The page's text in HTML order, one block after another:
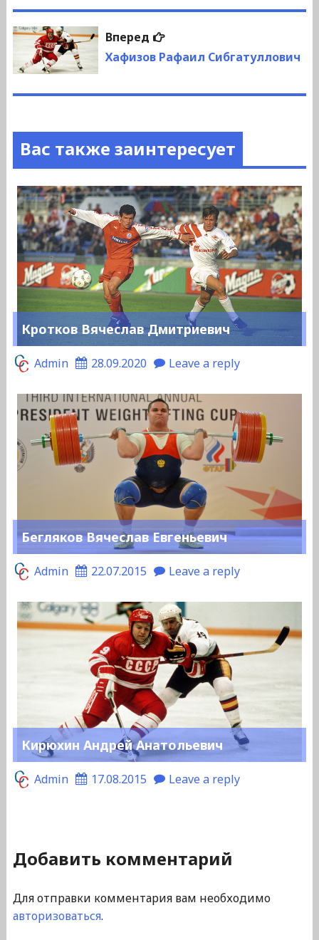
Вперед
Следующая
запись:
Хафизов Рафаил Сибгатуллович
Вас также заинтересует
Кротков Вячеслав Дмитриевич
Admin 28.09.2020 Leave a reply
Бегляков Вячеслав Евгеньевич
Admin 22.07.2015 Leave a reply
Кирюхин Андрей Анатольевич
Admin 17.08.2015 Leave a reply
Добавить комментарий
Для отправки комментария вам необходимо
авторизоваться.